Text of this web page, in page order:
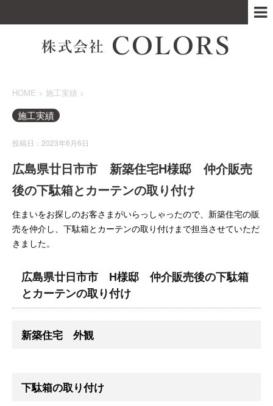
HOME > 施工実績 >
施工実績
投稿日：2023年6月6日
広島県廿日市市 新築住宅H様邸 仲介販売
後の下駄箱とカーテンの取り付け
住まいをお探しのお客さまがいらっしゃったので、新築住宅の販
売を仲介し、下駄箱とカーテンの取り付けまで担当させていただ
きました。
広島県廿日市市 H様邸 仲介販売後の下駄箱
とカーテンの取り付け
新築住宅 外観
下駄箱の取り付け